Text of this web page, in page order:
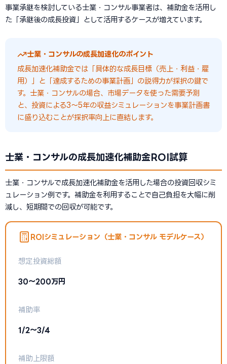
事業承継を検討している士業・コンサル事業者は、補助金を活用し
た「承継後の成長投資」として活用するケースが増えています。
士業・コンサルの成長加速化のポイント
成長加速化補助金では「具体的な成長目標（売上・利益・雇
用）」と「達成するための事業計画」の説得力が採択の鍵で
す。士業・コンサルの場合、市場データを使った需要予測
と、投資による3〜5年の収益シミュレーションを事業計画書
に盛り込むことが採択率向上に直結します。
士業・コンサルの成長加速化補助金ROI試算
士業・コンサルで成長加速化補助金を活用した場合の投資回収シミ
ュレーション例です。補助金を利用することで自己負担を大幅に削
減し、短期間での回収が可能です。
ROIシミュレーション（士業・コンサル モデルケース）
想定投資総額
30〜200万円
補助率
1/2〜3/4
補助上限額